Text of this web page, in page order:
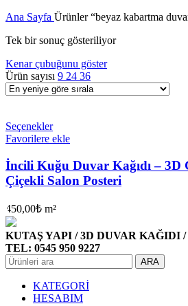
Ana Sayfa Ürünler “beyaz kabartma
Tek bir sonuç gösteriliyor
Kenar çubuğunu göster
Ürün sayısı 9 24 36
Seçenekler
Favorilere ekle
İncili Kuğu Duvar Kağıdı – 3D
Çiçekli Salon Posteri
450,00₺ m²
KUTAŞ YAPI / 3D DUVAR KAĞIDI
TEL: 0545 950 9227
ARA
KATEGORİ
HESABIM